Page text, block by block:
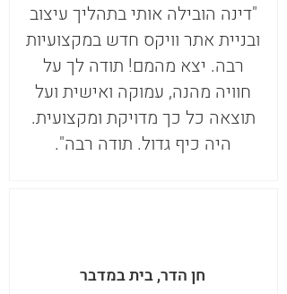
"דינה הובילה אותי בתהליך עיצוב
ובניית אתר וויקס חדש במקצועיות
רבה. יצא מהמם! תודה לך על
חוויה מהנה, עמוקה ואישית ועל
תוצאה כל כך מדויקת ומקצועית.
היה כיף גדול. תודה רבה".
חן הדר, בית במדבר